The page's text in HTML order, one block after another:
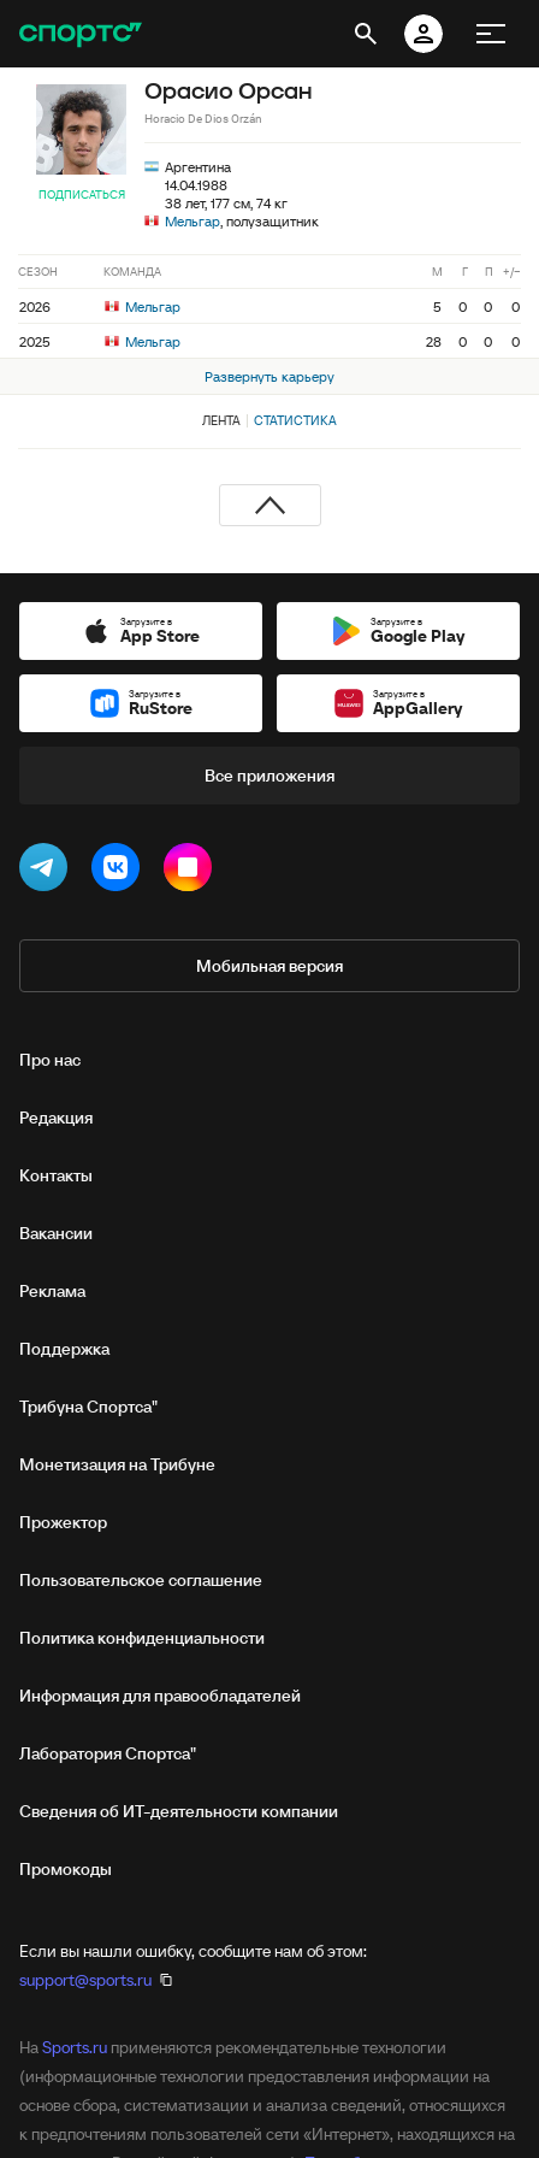
ПОДПИСАТЬСЯ
Орасио Орсан
Horacio De Dios Orzán
Аргентина
14.04.1988
38 лет, 177 см, 74 кг
Мельгар, полузащитник
СЕЗОН КОМАНДА М Г П +/−
2026 Мельгар 5 0 0
0
2025
Мельгар 28 0 0
0
Развернуть карьеру
ЛЕНТА СТАТИСТИКА
Загрузите в
App Store
Загрузите в
Google Play
Загрузите в
RuStore
Загрузите в
AppGallery
Все приложения
Мобильная версия
Про нас
Редакция
Контакты
Вакансии
Реклама
Поддержка
Трибуна Спортса"
Монетизация на Трибуне
Прожектор
Пользовательское соглашение
Политика конфиденциальности
Информация для правообладателей
Лаборатория Спортса"
Сведения об ИТ‑деятельности компании
Промокоды
Если вы нашли ошибку, сообщите нам об этом:
support@sports.ru
НаSports.ru применяются рекомендательные технологии
(информационные технологии предоставления информации на
основе сбора, систематизации и анализа сведений, относящихся
к предпочтениям пользователей сети «Интернет», находящихся на